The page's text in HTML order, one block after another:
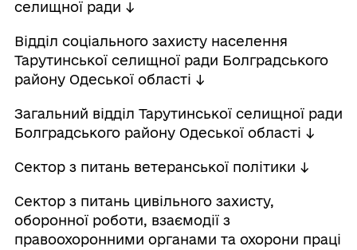
селищної ради ↓
Відділ соціального захисту населення
Тарутинської селищної ради Болградського
району Одеської області ↓
Загальний відділ Тарутинської селищної ради
Болградського району Одеської області ↓
Сектор з питань ветеранської політики ↓
Сектор з питань цивільного захисту,
оборонної роботи, взаємодії з
правоохоронними органами та охорони праці